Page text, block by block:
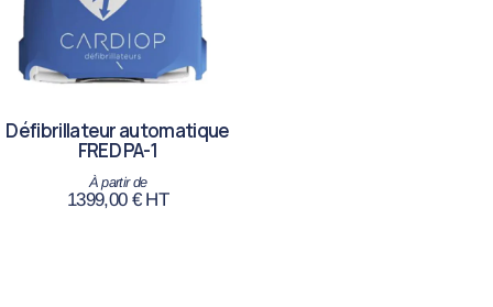
Défibrillateur automatique
FRED PA-1
1399,00 € HT